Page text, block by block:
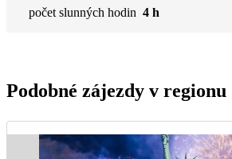
počet slunných hodin 4 h
Podobné zájezdy v regionu